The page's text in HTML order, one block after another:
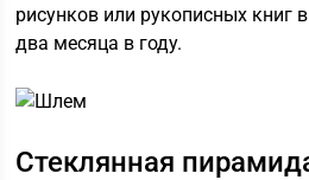
рисунков или рукописных книг
два месяца в году.
Стеклянная